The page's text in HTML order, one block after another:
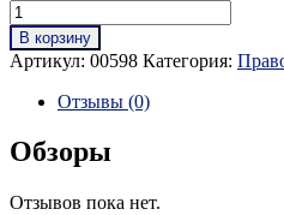
В корзину
Артикул: 00598 Категория:
Отзывы (0)
Обзоры
Отзывов пока нет.